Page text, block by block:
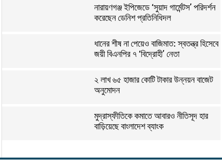
নারায়ণগঞ্জ ইপিজেডে ‘সুয়াদ গার্মেন্টস’ পরিদর্শন
করেছেন ডেনিশ প্রতিনিধিদল
ধানের শীষ না পেয়েও বাজিমাত: স্বতন্ত্র হিসেবে
জয়ী বিএনপির ৭ ‘বিদ্রোহী’ নেতা
২ লাখ ৬৫ হাজার কোটি টাকার উন্নয়ন বাজেট
অনুমোদন
মুদ্রাস্ফীতিকে কমাতে আবারও নীতিসূদ হার
বাড়িয়েছে বাংলাদেশ ব্যাংক